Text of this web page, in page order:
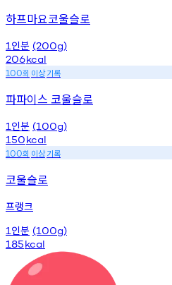
하프마요코울슬로
1 인분 (200g)
206kcal
100회 이상기록
파파이스 코울슬로
1 인분 (100g)
150kcal
100회 이상기록
코울슬로
프랭크
1 인분 (100g)
185kcal